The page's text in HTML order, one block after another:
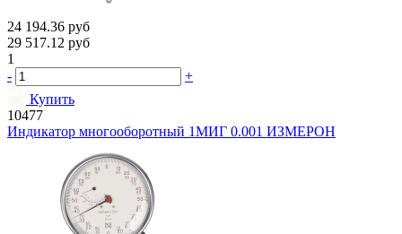
24 194.36 руб
29 517.12 руб
1
-
+
Купить
10477
Индикатор многооборотный 1МИГ 0.001 ИЗМЕРОН